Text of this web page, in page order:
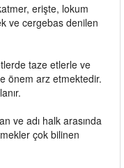
erişte, lokum
ve cergebas denilen
taze etlerle ve
önem arz etmektedir.
ve adı halk arasında
çok bilinen